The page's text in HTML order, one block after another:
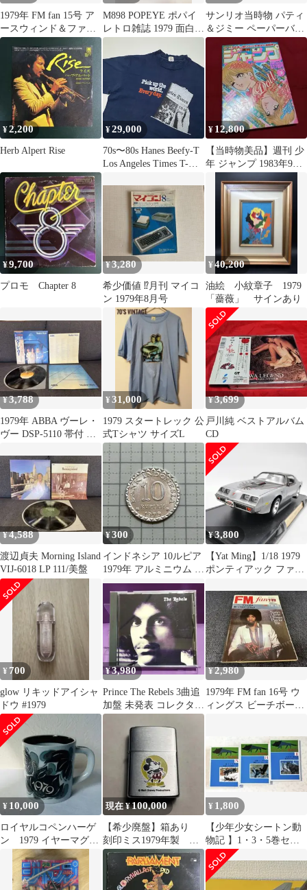
1979年 FM fan 15号 ア
ースウィンド＆ファイ
アー 音楽雑誌 芸能
M898 POPEYE ポパイ
レトロ雑誌 1979 面白ば
なし
サンリオ当時物 パティ
＆ジミー ペーパーバッ
グ ホールマーク ペー
パー セット
¥2,200
Herb Alpert Rise
¥29,000
70s〜80s Hanes Beefy-T
Los Angeles Times T-
Stitch Navy ロサンゼル
スタイムズ ニューヨ
ークタイムズ オール
ドイングリッシュ オ
イルショック
¥ 12,800
【当時物美品】週刊 少
年 ジャンプ 1983年9号
¥9,700
プロモ Chapter 8
¥3,280
希少価値 ⁉️月刊 マイコ
ン 1979年8月号
¥40,200
油絵 小紋章子 1979
「薔薇」 サインあり
¥3,788
1979年 ABBA ヴーレ・
ヴー DSP-5110 帯付 LP
¥31,000
1979 スタートレック 公
式Tシャツ サイズL
¥3,699
戸川純 ベストアルバム
CD
¥4,588
渡辺貞夫 Morning Island
VIJ-6018 LP 111/美盤
¥300
インドネシア 10ルピア
1979年 アルミニウム 古
銭 硬貨 貨幣
¥3,800
【Yat Ming】1/18 1979
ポンティアック ファイ
ム ダイキャスト シルバ
ー 10th anniversary 箱付
き
¥ 700
glow リキッドアイシャ
ドウ #1979
¥3,980
Prince The Rebels 3曲追
加盤 未発表 コレクター
ズCD
¥2,980
1979年 FM fan 16号 ウ
ィングス ビーチボーイ
¥ 10,000
ロイヤルコペンハーゲ
ン 1979 イヤーマグ
スモールサイズ （Sサ
イズ）
現在 ¥100,000
【希少廃盤】箱あり
刻印ミス1979年製
ZIPPO ジッポー ミッキ
ーマウス
¥ 1,800
【少年少女シートン動
物記 】1・3・5巻セッ
ト 1979〜1980年発行